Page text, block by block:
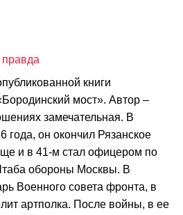
правда
книги
мост». Автор –
замечательная. В
года, он окончил Рязанское
и в 41-м стал офицером по
обороны Москвы. В
Военного совета фронта, в
артполка. После войны, в ее